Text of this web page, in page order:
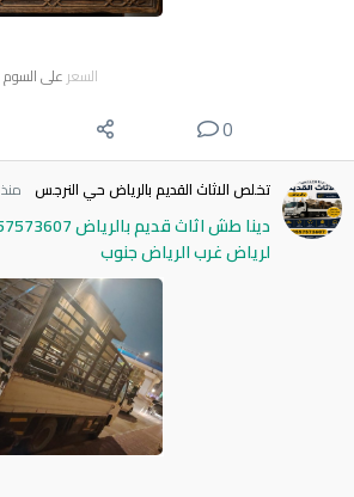
السعر على السوم
0
تخلص الاثاث القديم بالرياض حي النرجس منذ 11 ساعة
لرياض غرب الرياض جنوب